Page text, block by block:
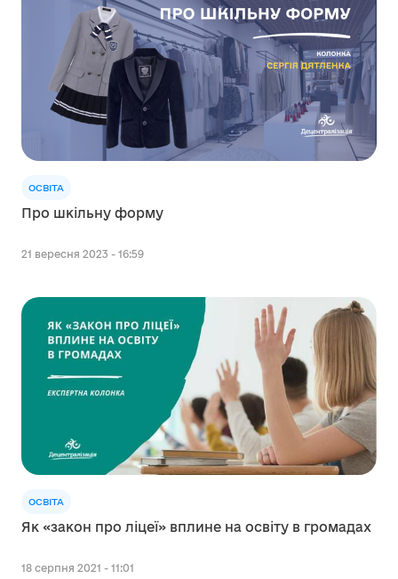
ОСВІТА
Про шкільну форму
21 вересня 2023 - 16:59
ОСВІТА
Як «закон про ліцеї» вплине на освіту в громадах
18 серпня 2021 - 11:01